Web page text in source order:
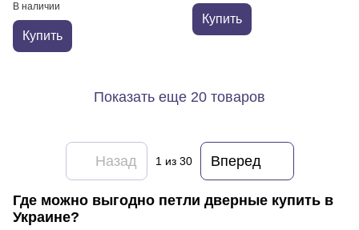
В наличии
Купить
Купить
Показать еще 20 товаров
Назад 1 из 30 Вперед
Где можно выгодно петли дверные купить в
Украине?